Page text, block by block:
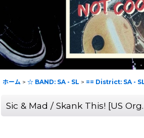
ホーム > ☆ BAND: SA - SL > == District: SA -
Sic & Mad / Skank This! [US